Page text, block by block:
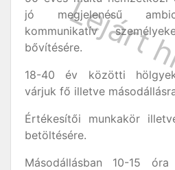
jó megjelenésű
kommunikatív
bővítésére.
18-40 év közötti
várjuk fő illetve
Értékesítői munkakör
betöltésére.
Másodállásban 10-15